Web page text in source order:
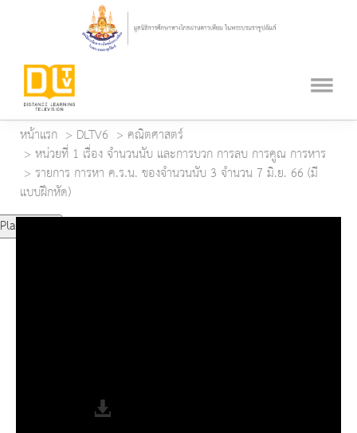
หน้าแรก DLTV6
คณิตศาสตร์
หน่วยที่ 1 เรื่อง จำนวนนับ และการบวก การลบ การคูณ การหาร
รายการ การหา ค.ร.น. ของจำนวนนับ 3 จำนวน 7 มิ.ย. 66 (มี
แบบฝึกหัด)
Play Video